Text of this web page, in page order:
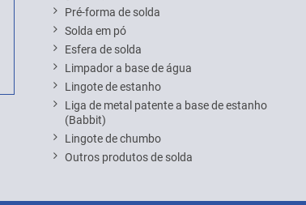
Pré-forma de solda
Solda em pó
Esfera de solda
Limpador a base de água
Lingote de estanho
Liga de metal patente a base de estanho
(Babbit)
Lingote de chumbo
Outros produtos de solda